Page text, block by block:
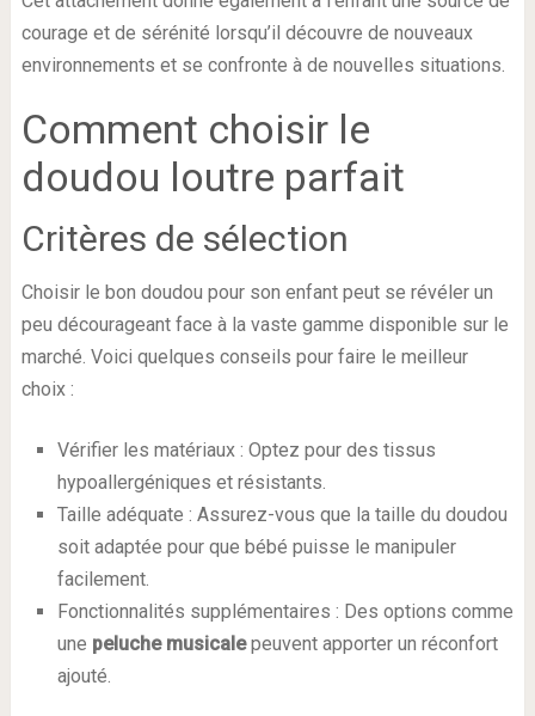
courage et de sérénité lorsqu’il découvre de nouveaux
environnements et se confronte à de nouvelles situations.
Comment choisir le
doudou loutre parfait
Critères de sélection
Choisir le bon doudou pour son enfant peut se révéler un
peu décourageant face à la vaste gamme disponible sur le
marché. Voici quelques conseils pour faire le meilleur
choix :
Vérifier les matériaux : Optez pour des tissus
hypoallergéniques et résistants.
Taille adéquate : Assurez-vous que la taille du doudou
soit adaptée pour que bébé puisse le manipuler
facilement.
Fonctionnalités supplémentaires : Des options comme
une peluche musicalepeuvent apporter un réconfort
ajouté.